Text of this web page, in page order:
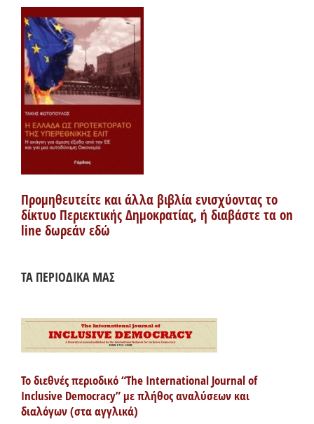
Προμηθευτείτε και άλλα βιβλία ενισχύοντας το
δίκτυο Περιεκτικής Δημοκρατίας, ή διαβάστε τα on
line δωρεάν εδώ
ΤΑ ΠΕΡΙΟΔΙΚΑ ΜΑΣ
Το διεθνές περιοδικό “The International Journal of
Inclusive Democracy” με πλήθος αναλύσεων και
διαλόγων (στα αγγλικά)